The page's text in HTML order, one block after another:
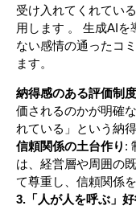
受け入れてくれてい
用します 。 生成AIを
ない感情の通ったコ
ます。
納得感のある評価制度
価されるのかが明確
れている」という納
信頼関係の土台作り :
は、経営層や周囲の
て尊重し、信頼関係
3.「人が人を呼ぶ」